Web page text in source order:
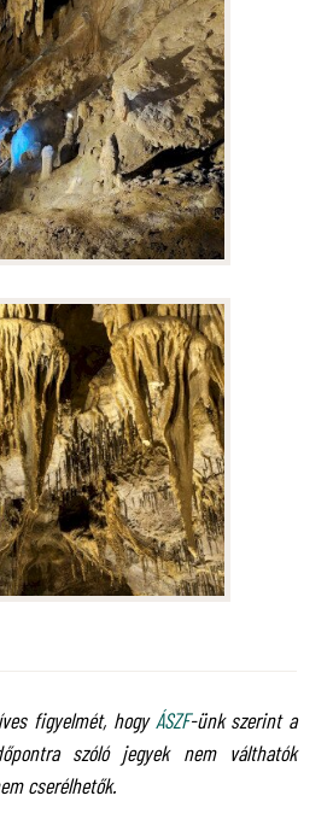
figyelmét, hogyÁSZF-ünk szerint a
szóló jegyek nem válthatók
cserélhetők.